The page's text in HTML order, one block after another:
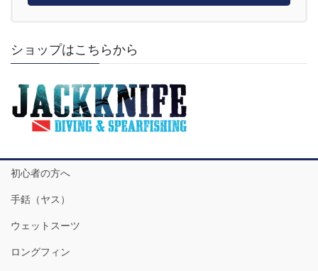
ショップはこちらから
初心者の方へ
手銛（ヤス）
ウェットスーツ
ロングフィン